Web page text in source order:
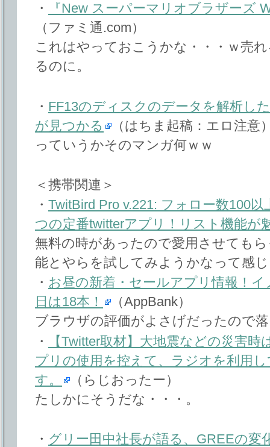
・
『New スーパーマリオブラザーズ
（ファミ通.com）
これはやっておこうかな・・・ｗ売
るのに。
・ FF13のディスクのデータを解析し
が見つかる
（はちま起稿：エロ注意
っていうかそのマンガ何ｗｗ
＜携帯関連＞
・ TwitBird Pro v.221: フォロー数100
つの定番twitterアプリ！リスト機能が
無料の時があったので愛用させても
能とやらを試してみようかなって感
・ お昼の新着・セールアプリ情報！
日は18本！
（AppBank）
ブラウザの評価がよさげだったので
・
【Twitter取材】大地震などの災害
プリの使用を控えて、ラジオを利用
す。
（らじおったー）
たしかにそうだな・・・。
・ グリー田中社長が語る、GREEの変